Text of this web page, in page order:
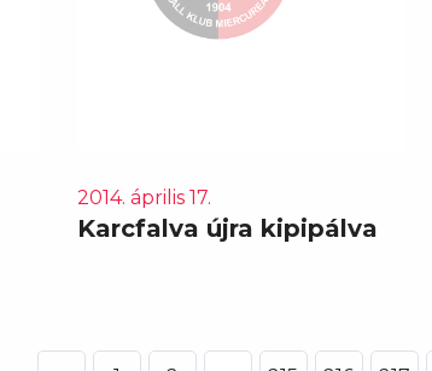
2014. április 17.
Karcfalva újra kipipálva